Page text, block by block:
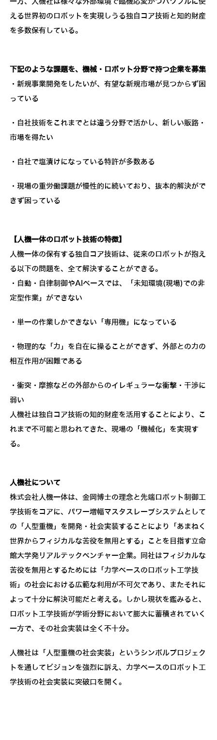
一方、人機社は様々な外部環境で臨機応変かつパワフルに使
える世界初のロボットを実現しうる独自コア技術と知的財産
を多数保有している。
下記のような課題を、機械・ロボット分野で持つ企業を募集
・新規事業開発をしたいが、有望な新規市場が見つからず困
っている
・自社技術をこれまでとは違う分野で活かし、新しい販路・
市場を得たい
・自社で塩漬けになっている特許が多数ある
・現場の重労働課題が慢性的に続いており、抜本的解決がで
きず困っている
【人機一体のロボット技術の特徴】
人機一体の保有する独自コア技術は、従来のロボットが抱え
る以下の問題を、全て解決することができる。
・自動・自律制御やAIベースでは、「未知環境(現場)での非
定型作業」ができない
・単一の作業しかできない「専用機」になっている
・物理的な「力」を自在に操ることができず、外部との力の
相互作用が困難である
・衝突・摩擦などの外部からのイレギュラーな衝撃・干渉に
弱い
人機社は独自コア技術の知的財産を活用することにより、こ
れまで不可能と思われてきた、現場の「機械化」を実現す
る。
人機社について
株式会社人機一体は、金岡博士の理念と先端ロボット制御工
学技術をコアに、パワー増幅マスタスレーブシステムとして
の「人型重機」を開発・社会実装することにより「あまねく
世界からフィジカルな苦役を無用とする」ことを目指す立命
館大学発リアルテックベンチャー企業。同社はフィジカルな
苦役を無用とするためには「力学ベースのロボット工学技
術」の社会における広範な利用が不可欠であり、またそれに
よって十分に解決可能だと考える。しかし現状を鑑みると、
ロボット工学技術が学術分野において膨大に蓄積されていく
一方で、その社会実装は全く不十分。
人機社は「人型重機の社会実装」というシンボルプロジェク
トを通してビジョンを強烈に訴え、力学ベースのロボット工
学技術の社会実装に突破口を開く。